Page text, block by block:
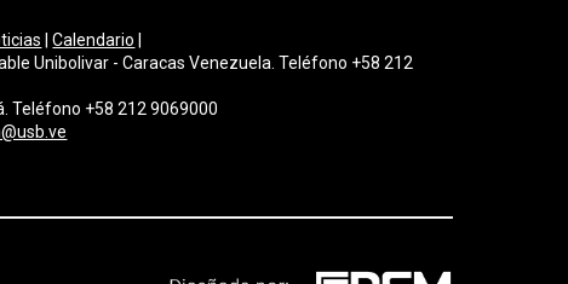
|Calendario
Unibolivar - Caracas Venezuela. Teléfono +58 212
Teléfono +58 212 9069000